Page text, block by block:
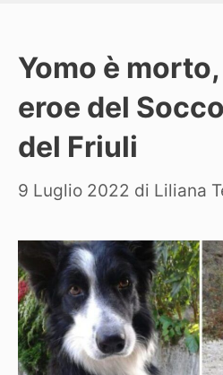
Yomo è
eroe del
del Friuli
9 Luglio 2022 di Liliana